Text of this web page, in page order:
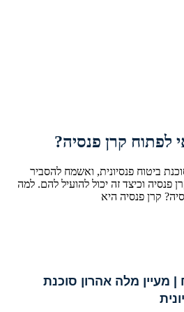
לפתוח קרן פנסיה?
ביטוח פנסיונית, ואשמח להסביר
פנסיה וכיצד זה יכול להועיל להם. למה
קרן פנסיה היא
| מעיין מלה אהרון סוכנת